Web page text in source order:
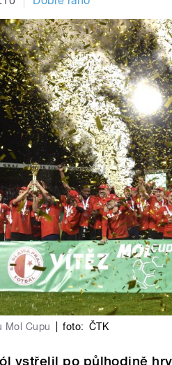
Mol Cupu foto: ČTK
vstřelil po půlhodině